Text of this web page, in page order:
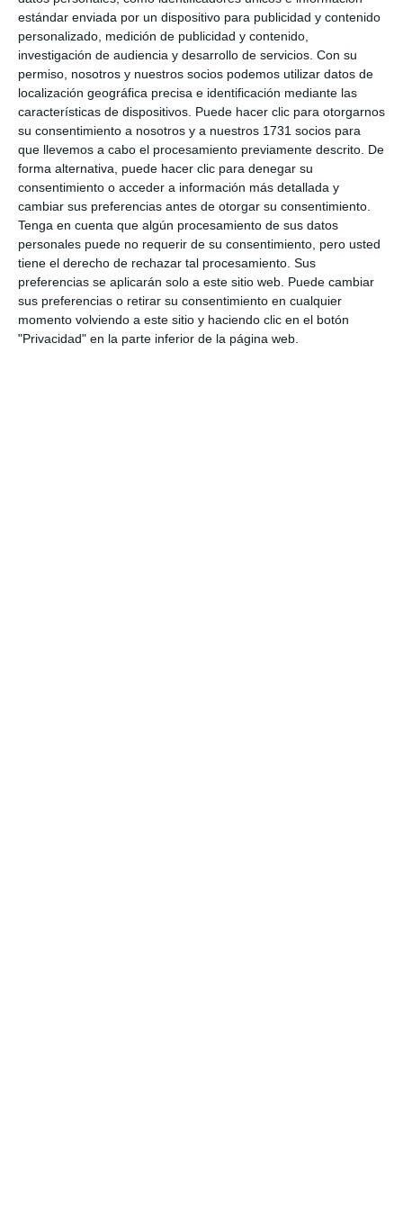
estándar enviada por un dispositivo para publicidad y contenido
personalizado, medición de publicidad y contenido,
investigación de audiencia y desarrollo de servicios. Con su
permiso, nosotros y nuestros socios podemos utilizar datos de
localización geográfica precisa e identificación mediante las
características de dispositivos. Puede hacer clic para otorgarnos
su consentimiento a nosotros y a nuestros 1731 socios para
que llevemos a cabo el procesamiento previamente descrito. De
forma alternativa, puede hacer clic para denegar su
consentimiento o acceder a información más detallada y
cambiar sus preferencias antes de otorgar su consentimiento.
Tenga en cuenta que algún procesamiento de sus datos
personales puede no requerir de su consentimiento, pero usted
tiene el derecho de rechazar tal procesamiento. Sus
preferencias se aplicarán solo a este sitio web. Puede cambiar
sus preferencias o retirar su consentimiento en cualquier
momento volviendo a este sitio y haciendo clic en el botón
"Privacidad" en la parte inferior de la página web.
bien. La muñeca está en un proceso de evolución
aunque la situación no es la ideal. A nivel de
imágenes está bien peroa día de hoy me sigue
molestando".
@RafaelNadal
va a por todas en
Río https://t.co/9McHXEozZI
pic.twitter.com/bQvdBSM4WA
— Tenis Olímpico ITF (@tenisolimpico) 2 de agosto de
2016
No te pierdas lasdeclaraciones completas de
Rafa Nadal a Cope.